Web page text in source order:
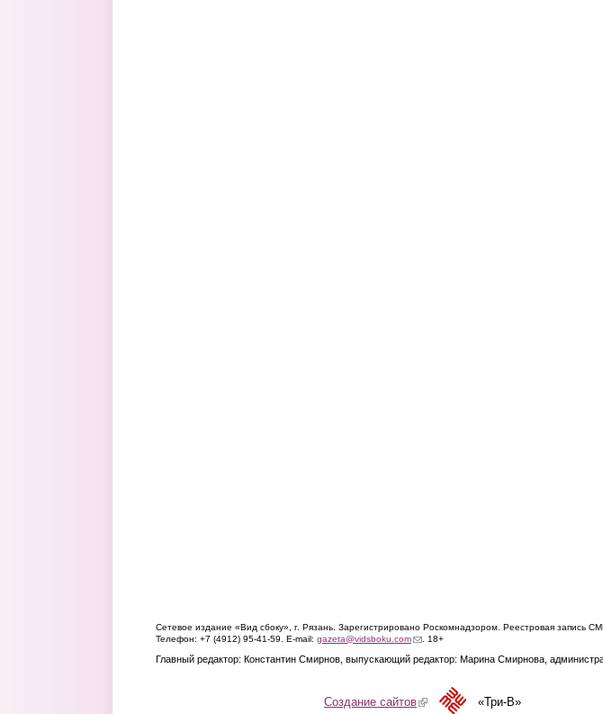
Сетевое издание «Вид сбоку», г. Рязань. Зарегистрировано Роскомнадзором. Реестровая запись
Телефон: +7 (4912) 95-41-59. E-mail: gazeta@vidsboku.com(link sends e-mail)
. 18+
Главный редактор: Константин Смирнов, выпускающий редактор: Марина Смирнова,
Создание сайтов(link is external)«Три-В»